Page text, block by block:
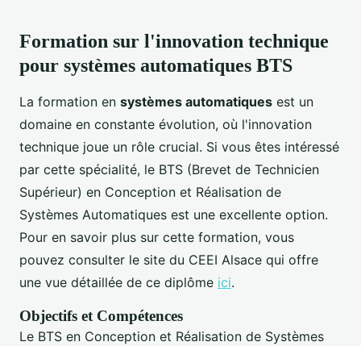
Formation sur l'innovation technique
pour systèmes automatiques BTS
La formation en systèmes automatiques est un
domaine en constante évolution, où l'innovation
technique joue un rôle crucial. Si vous êtes intéressé
par cette spécialité, le BTS (Brevet de Technicien
Supérieur) en Conception et Réalisation de
Systèmes Automatiques est une excellente option.
Pour en savoir plus sur cette formation, vous
pouvez consulter le site du CEEI Alsace qui offre
une vue détaillée de ce diplôme ici.
Objectifs et Compétences
Le BTS en Conception et Réalisation de Systèmes